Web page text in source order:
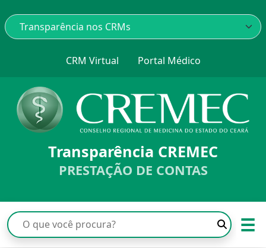
CRM Virtual Portal Médico
Transparência CREMEC
PRESTAÇÃO DE CONTAS
☰